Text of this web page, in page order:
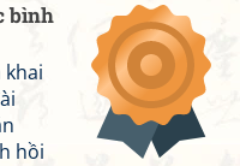
bình
hồi